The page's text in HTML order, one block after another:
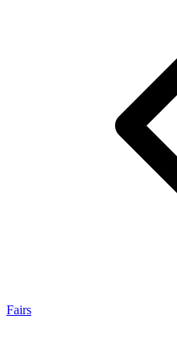
Fairs